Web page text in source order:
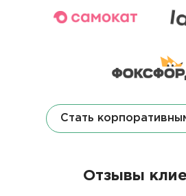
Стать
Отзывы